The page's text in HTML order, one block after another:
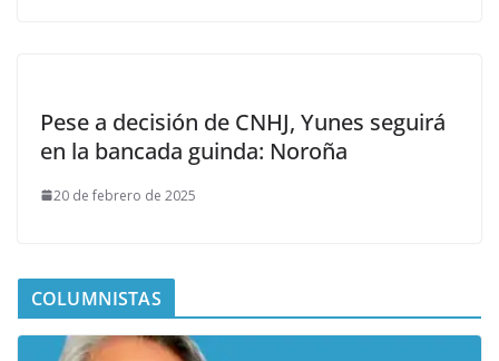
Pese a decisión de CNHJ, Yunes seguirá
en la bancada guinda: Noroña
20 de febrero de 2025
COLUMNISTAS